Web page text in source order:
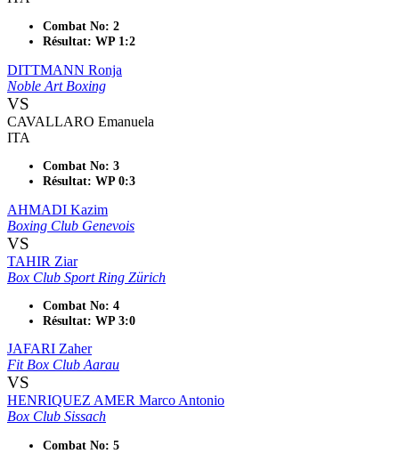
Combat No: 2
Résultat: WP 1:2
DITTMANN Ronja
Noble Art Boxing
VS
CAVALLARO Emanuela
ITA
Combat No: 3
Résultat: WP 0:3
AHMADI Kazim
Boxing Club Genevois
VS
TAHIR Ziar
Box Club Sport Ring Zürich
Combat No: 4
Résultat: WP 3:0
JAFARI Zaher
Fit Box Club Aarau
VS
HENRIQUEZ AMER Marco Antonio
Box Club Sissach
Combat No: 5